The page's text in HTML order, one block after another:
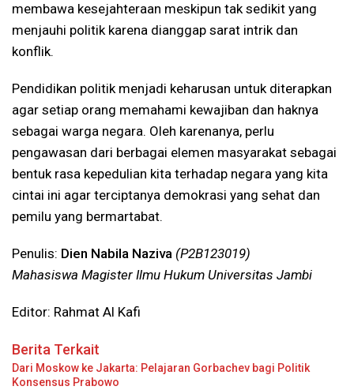
membawa kesejahteraan meskipun tak sedikit yang
menjauhi politik karena dianggap sarat intrik dan
konflik.
Pendidikan politik menjadi keharusan untuk diterapkan
agar setiap orang memahami kewajiban dan haknya
sebagai warga negara. Oleh karenanya, perlu
pengawasan dari berbagai elemen masyarakat sebagai
bentuk rasa kepedulian kita terhadap negara yang kita
cintai ini agar terciptanya demokrasi yang sehat dan
pemilu yang bermartabat.
Penulis: Dien Nabila Naziva (P2B123019)
Mahasiswa Magister Ilmu Hukum Universitas Jambi
Editor: Rahmat Al Kafi
Berita Terkait
Dari Moskow ke Jakarta: Pelajaran Gorbachev bagi Politik
Konsensus Prabowo